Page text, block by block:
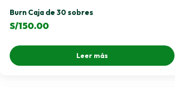
Burn Caja de 30 sobres
S/150.00
Leer más